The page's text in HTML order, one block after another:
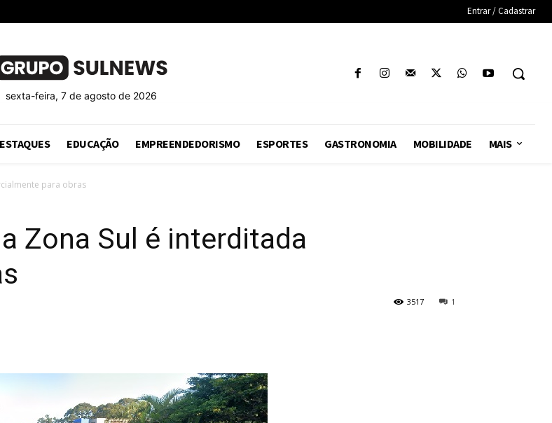
Entrar / Cadastrar
sexta-feira, 7 de agosto de 2026
EDUCAÇÃO EMPREENDEDORISMO ESPORTES GASTRONOMIA MOBILIDADE MAIS
para obras
Zona Sul é interditada
1
3517